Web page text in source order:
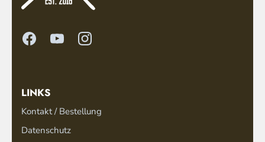
LINKS
Kontakt / Bestellung
Datenschutz